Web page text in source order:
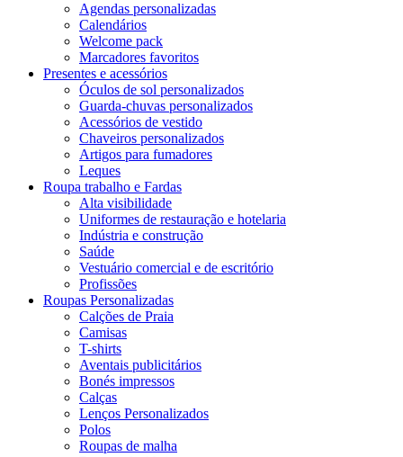
Agendas personalizadas
Calendários
Welcome pack
Marcadores favoritos
Presentes e acessórios
Óculos de sol personalizados
Guarda-chuvas personalizados
Acessórios de vestido
Chaveiros personalizados
Artigos para fumadores
Leques
Roupa trabalho e Fardas
Alta visibilidade
Uniformes de restauração e hotelaria
Indústria e construção
Saúde
Vestuário comercial e de escritório
Profissões
Roupas Personalizadas
Calções de Praia
Camisas
T-shirts
Aventais publicitários
Bonés impressos
Calças
Lenços Personalizados
Polos
Roupas de malha